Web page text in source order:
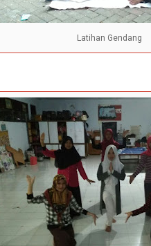
Latihan Gendang